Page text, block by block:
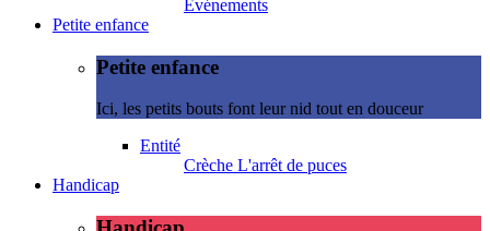
Evénements
Petite enfance
Petite enfance
Ici, les petits bouts font leur nid tout en douceur
Entité
Crèche L'arrêt de puces
Handicap